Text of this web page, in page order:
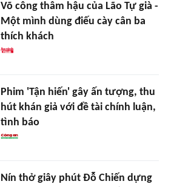
Võ công thâm hậu của Lão Tự già -
Một mình dùng điếu cày cân ba
thích khách
Phim 'Tận hiến' gây ấn tượng, thu
hút khán giả với đề tài chính luận,
tình báo
Nín thở giây phút Đỗ Chiến dựng